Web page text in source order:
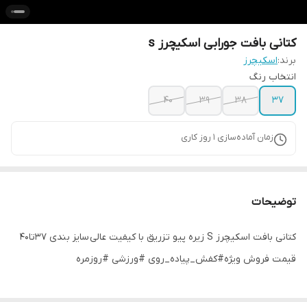
کتانی بافت جورابی اسکیچرز s
برند:اسکیچرز
انتخاب رنگ
37
38 ۳۹ ۴۰
زمان آماده‌سازی 1 روز کاری
توضیحات
کتانی بافت اسکیچرز S زیره پیو تزریق با کیفیت عالی سایز بندی ۳۷تا۴۰
قیمت فروش ویژه#کفش_پیاده_روی #ورزشی #روزمره